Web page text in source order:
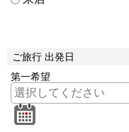
ご旅行 出発日
第一希望